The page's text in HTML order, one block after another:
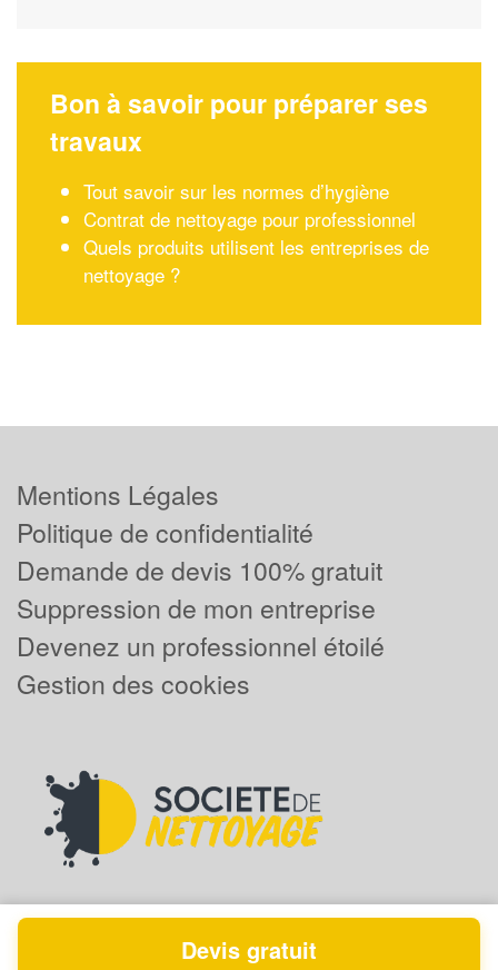
Bon à savoir pour préparer ses
travaux
Tout savoir sur les normes d’hygiène
Contrat de nettoyage pour professionnel
Quels produits utilisent les entreprises de
nettoyage ?
Mentions Légales
Politique de confidentialité
Demande de devis 100% gratuit
Suppression de mon entreprise
Devenez un professionnel étoilé
Gestion des cookies
Powered byPlus que pro
Devis gratuit